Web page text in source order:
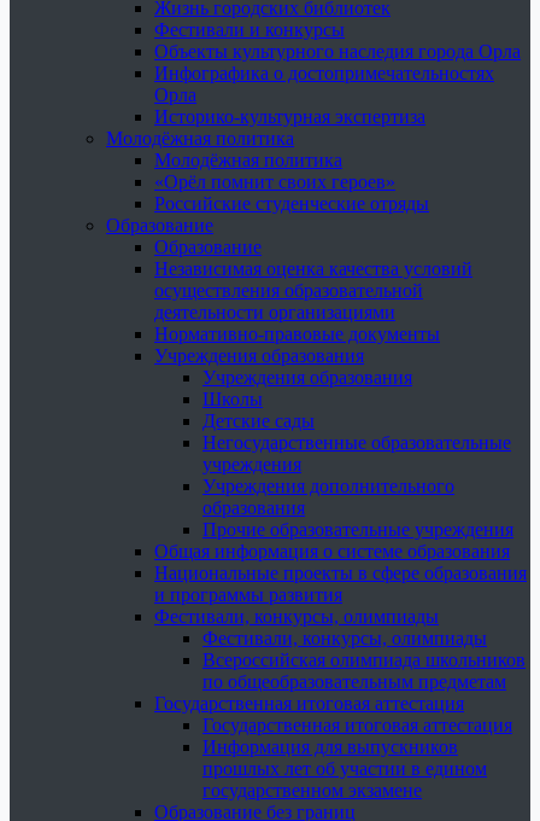
Жизнь городских библиотек
Фестивали и конкурсы
Объекты культурного наследия города Орла
Инфографика о достопримечательностях
Орла
Историко-культурная экспертиза
Молодёжная политика
Молодёжная политика
«Орёл помнит своих героев»
Российские студенческие отряды
Образование
Образование
Независимая оценка качества условий
осуществления образовательной
деятельности организациями
Нормативно-правовые документы
Учреждения образования
Учреждения образования
Школы
Детские сады
Негосударственные образовательные
учреждения
Учреждения дополнительного
образования
Прочие образовательные учреждения
Общая информация о системе образования
Национальные проекты в сфере образования
и программы развития
Фестивали, конкурсы, олимпиады
Фестивали, конкурсы, олимпиады
Всероссийская олимпиада школьников
по общеобразовательным предметам
Государственная итоговая аттестация
Государственная итоговая аттестация
Информация для выпускников
прошлых лет об участии в едином
государственном экзамене
Образование без границ